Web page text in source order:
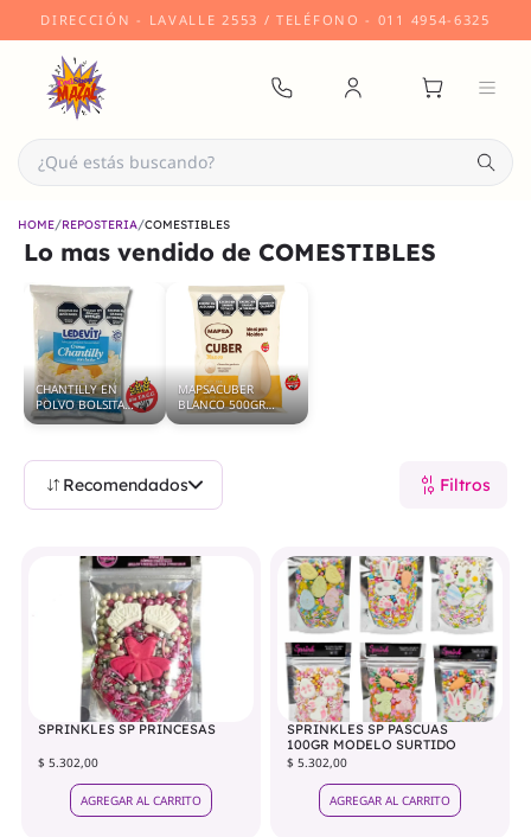
DIRECCIÓN - LAVALLE 2553 /TELÉFONO - 011 4954-6325
HOME/REPOSTERÍA/COMESTIBLES
Lo mas vendido de COMESTIBLES
CHANTILLY EN
POLVO BOLSITA
250GR
MAPSACUBER
BLANCO 500GR
MAPSA
Recomendados Filtros
SPRINKLES SP PRINCESAS
$ 5.302,00
AGREGAR AL CARRITO
SPRINKLES SP PASCUAS
100GR MODELO SURTIDO
$ 5.302,00
AGREGAR AL CARRITO